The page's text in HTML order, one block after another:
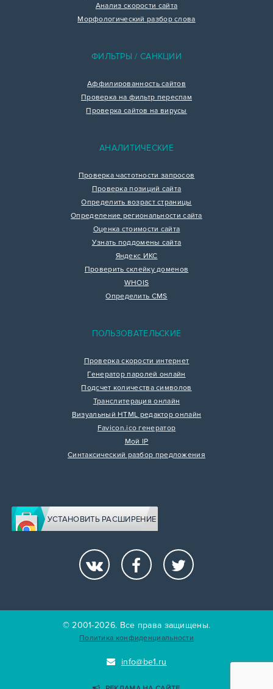
Анализ скорости сайта
Морфологический разбор слова
ФИЛЬТРЫ / САНКЦИИ
Аффилированность сайтов
Проверка на фильтр переспам
Проверка сайтов на вирусы
АНАЛИТИЧЕСКИЕ
Проверка частотности запросов
Проверка позиций сайта
Определить возраст страницы
Определение региональности сайта
Оценка стоимости сайта
Узнать поддомены сайта
Яндекс ИКС
Проверить склейку доменов
WHOIS
Определить CMS
ПОЛЬЗОВАТЕЛЬСКИЕ
Проверка скорости интернет
Генератор паролей онлайн
Подсчет количества символов
Транслитерация онлайн
Визуальный HTML редактор онлайн
Favicon.ico генератор
Мой IP
Синтаксический разбор предложения
УСТАНОВИТЬ РАСШИРЕНИЕ
© 2001-2026. Все права защищены.
Политика конфиденциальности
info@be1.ru